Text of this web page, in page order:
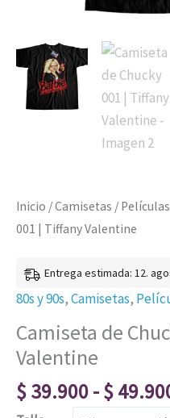
Inicio /Camisetas /
001 | Tiffany Valentine
Entrega estimada: 12.
80s y 90s,Camisetas,
Camiseta de
Valentine
$39.900-$